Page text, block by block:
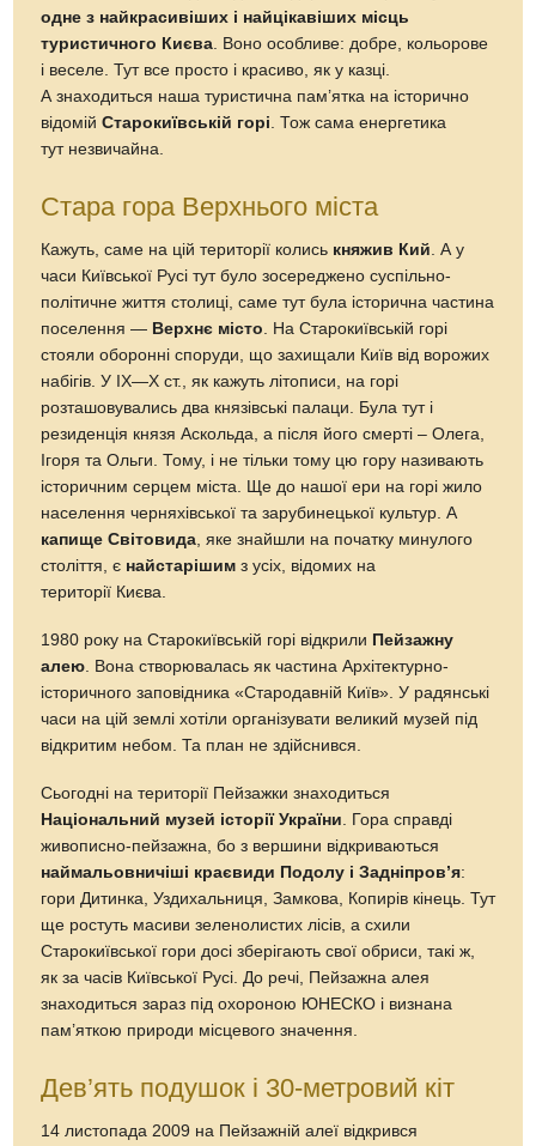
одне з найкрасивіших і найцікавіших місць
туристичного Києва . Воно особливе: добре, кольорове
і веселе. Тут все просто і красиво, як у казці.
А знаходиться наша туристична пам’ятка на історично
відомійСтарокиївській горі . Тож сама енергетика
тут незвичайна.
Стара гора Верхнього міста
Кажуть, саме на цій території колись княжив Кий . А у
часи Київської Русі тут було зосереджено суспільно-
політичне життя столиці, саме тут була історична частина
поселення — Верхнє місто . На Старокиївській горі
стояли оборонні споруди, що захищали Київ від ворожих
набігів. У IX—X ст., як кажуть літописи, на горі
розташовувались два князівські палаци. Була тут і
резиденція князя Аскольда, а після його смерті – Олега,
Ігоря та Ольги. Тому, і не тільки тому цю гору називають
історичним серцем міста. Ще до нашої ери на горі жило
населення черняхівської та зарубинецької культур. А
капище Світовида , яке знайшли на початку минулого
століття, є найстарішим з усіх, відомих на
території Києва.
1980 року на Старокиївській горі відкрили Пейзажну
алею . Вона створювалась як частина Архітектурно-
історичного заповідника «Стародавній Київ». У радянські
часи на цій землі хотіли організувати великий музей під
відкритим небом. Та план не здійснився.
Сьогодні на території Пейзажки знаходиться
Національний музей історії України . Гора справді
живописно-пейзажна, бо з вершини відкриваються
наймальовничіші краєвиди Подолу і Задніпров’я:
гори Дитинка, Уздихальниця, Замкова, Копирів кінець. Тут
ще ростуть масиви зеленолистих лісів, а схили
Старокиївської гори досі зберігають свої обриси, такі ж,
як за часів Київської Русі. До речі, Пейзажна алея
знаходиться зараз під охороною ЮНЕСКО і визнана
пам’яткою природи місцевого значення.
Дев’ять подушок і 30-метровий кіт
14 листопада 2009 на Пейзажній алеї відкрився